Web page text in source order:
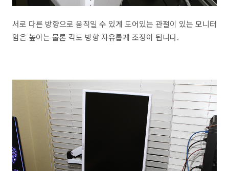
서로 다른 방향으로 움직일 수 있게 도어있는 관절이 있는 모니터
암은 높이는 물론 각도 방향 자유롭게 조정이 됩니다.